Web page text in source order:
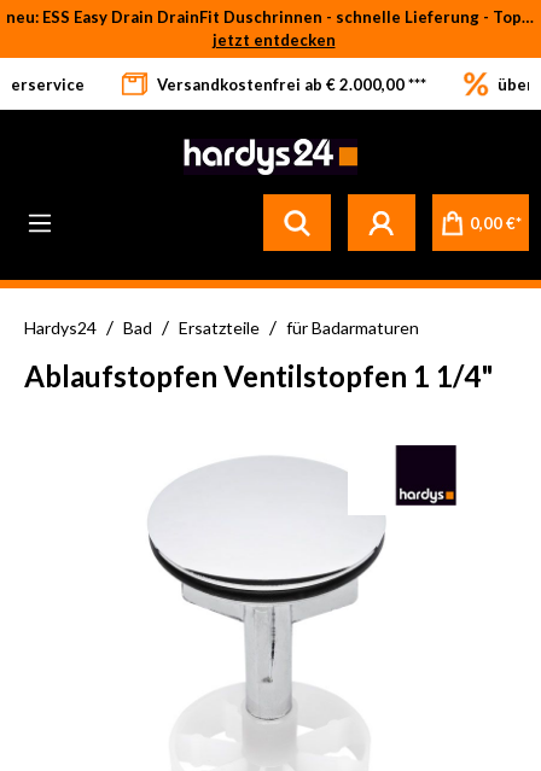
Zum Hauptinhalt springen
neu: ESS Easy Drain DrainFit Duschrinnen - schnelle Lieferung - Top-Preise
jetzt entdecken
Versandkostenfrei ab € 2.000,00 *** über
0,00 €*
Hardys24 / Bad / Ersatzteile / für Badarmaturen
Ablaufstopfen Ventilstopfen 1 1/4"